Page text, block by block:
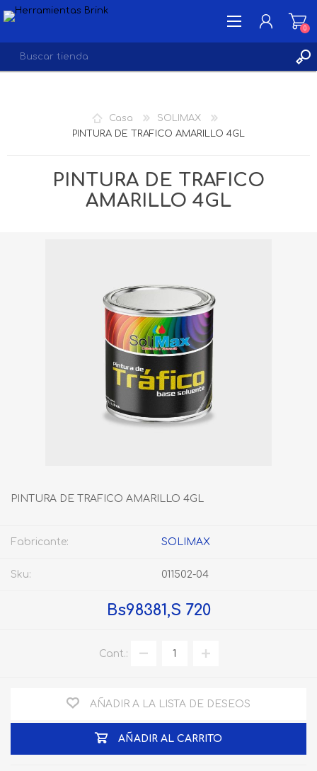
LISTA DE DESEOS
0
Casa
SOLIMAX
PINTURA DE TRAFICO AMARILLO 4GL
PINTURA DE TRAFICO
AMARILLO 4GL
PINTURA DE TRAFICO AMARILLO 4GL
Fabricante: SOLIMAX
Sku: 011502-04
Bs98381,S 720
Cant.:
AÑADIR A LA LISTA DE DESEOS
AÑADIR AL CARRITO